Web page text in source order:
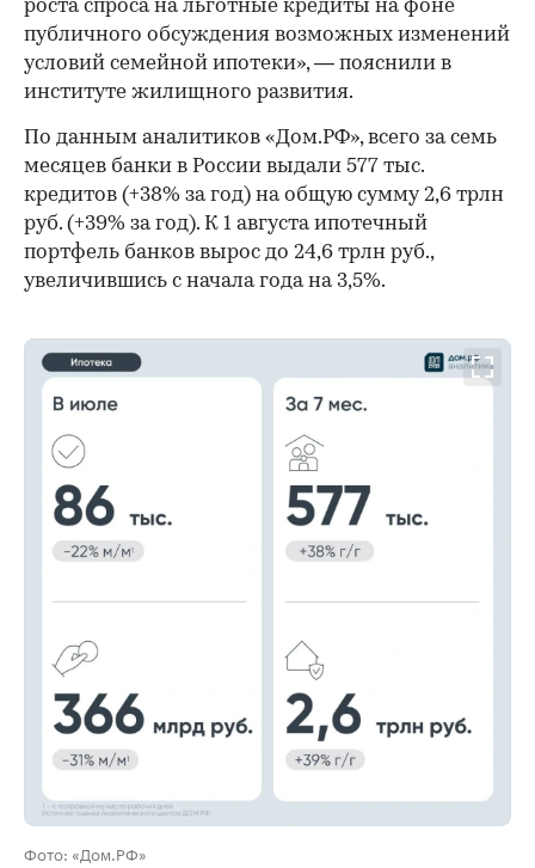
роста спроса на льготные кредиты на фоне
публичного обсуждения возможных изменений
условий семейной ипотеки», — пояснили в
институте жилищного развития.
По данным аналитиков «Дом.РФ», всего за семь
месяцев банки в России выдали 577 тыс.
кредитов (+38% за год) на общую сумму 2,6 трлн
руб. (+39% за год). К 1 августа ипотечный
портфель банков вырос до 24,6 трлн руб.,
увеличившись с начала года на 3,5%.
Фото: «Дом.РФ»